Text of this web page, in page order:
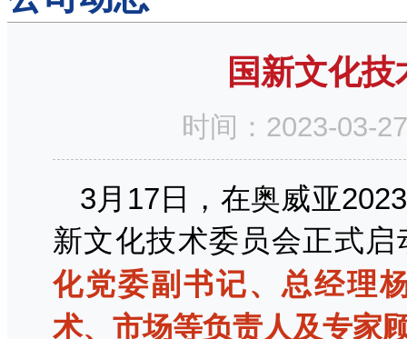
国新文化
时间：2023-
3月17日，在奥威亚
新文化技术委员会正式启
化党委副书记、总经理
术、市场等负责人及专家